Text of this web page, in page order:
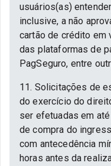
usuários(as)
inclusive, a não
cartão de crédito em
das plataformas de
PagSeguro, entre
11. Solicitações de
do exercício do
ser efetuadas em
de compra do
com antecedência
horas antes da